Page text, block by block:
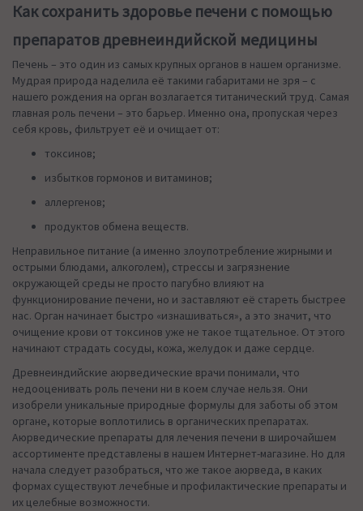
Как сохранить здоровье печени с помощью
препаратов древнеиндийской медицины
Печень – это один из самых крупных органов в нашем организме.
Мудрая природа наделила её такими габаритами не зря – с
нашего рождения на орган возлагается титанический труд. Самая
главная роль печени – это барьер. Именно она, пропуская через
себя кровь, фильтрует её и очищает от:
токсинов;
избытков гормонов и витаминов;
аллергенов;
продуктов обмена веществ.
Неправильное питание (а именно злоупотребление жирными и
острыми блюдами, алкоголем), стрессы и загрязнение
окружающей среды не просто пагубно влияют на
функционирование печени, но и заставляют её стареть быстрее
нас. Орган начинает быстро «изнашиваться», а это значит, что
очищение крови от токсинов уже не такое тщательное. От этого
начинают страдать сосуды, кожа, желудок и даже сердце.
Древнеиндийские аюрведические врачи понимали, что
недооценивать роль печени ни в коем случае нельзя. Они
изобрели уникальные природные формулы для заботы об этом
органе, которые воплотились в органических препаратах.
Аюрведические препараты для лечения печени в широчайшем
ассортименте представлены в нашем Интернет-магазине. Но для
начала следует разобраться, что же такое аюрведа, в каких
формах существуют лечебные и профилактические препараты и
их целебные возможности.